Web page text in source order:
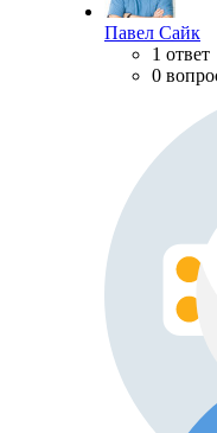
Павел Сайк
1 ответ
0